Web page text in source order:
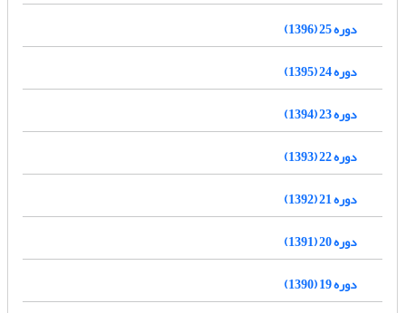
دوره 25 (1396)
دوره 24 (1395)
دوره 23 (1394)
دوره 22 (1393)
دوره 21 (1392)
دوره 20 (1391)
دوره 19 (1390)